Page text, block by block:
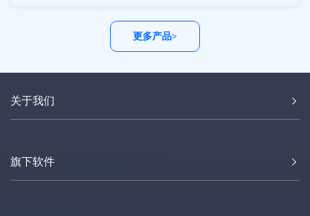
更多产品>
关于我们
旗下软件